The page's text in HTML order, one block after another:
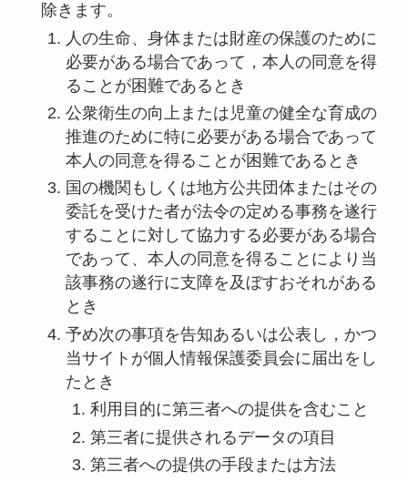
除きます。
人の生命、身体または財産の保護のために
必要がある場合であって，本人の同意を得
ることが困難であるとき
公衆衛生の向上または児童の健全な育成の
推進のために特に必要がある場合であって
本人の同意を得ることが困難であるとき
国の機関もしくは地方公共団体またはその
委託を受けた者が法令の定める事務を遂行
することに対して協力する必要がある場合
であって、本人の同意を得ることにより当
該事務の遂行に支障を及ぼすおそれがある
とき
予め次の事項を告知あるいは公表し，かつ
当サイトが個人情報保護委員会に届出をし
たとき
利用目的に第三者への提供を含むこと
第三者に提供されるデータの項目
第三者への提供の手段または方法